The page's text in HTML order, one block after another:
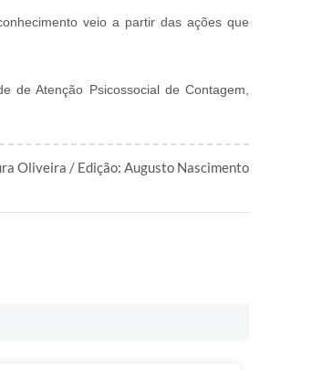
veio a partir das ações que
de Atenção Psicossocial de Contagem,
Oliveira / Edição: Augusto Nascimento